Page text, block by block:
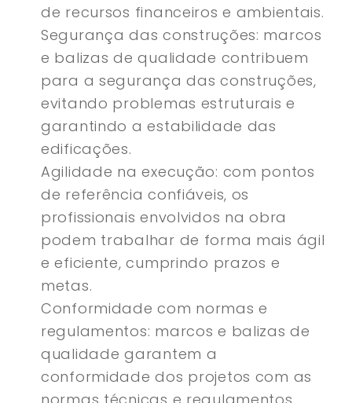
de recursos financeiros e ambientais.
Segurança das construções: marcos
e balizas de qualidade contribuem
para a segurança das construções,
evitando problemas estruturais e
garantindo a estabilidade das
edificações.
Agilidade na execução: com pontos
de referência confiáveis, os
profissionais envolvidos na obra
podem trabalhar de forma mais ágil
e eficiente, cumprindo prazos e
metas.
Conformidade com normas e
regulamentos: marcos e balizas de
qualidade garantem a
conformidade dos projetos com as